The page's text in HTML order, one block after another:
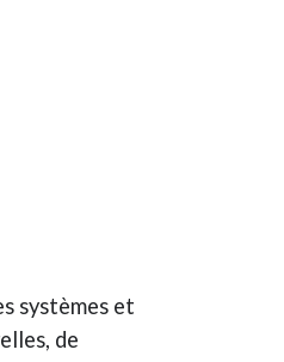
systèmes et
de